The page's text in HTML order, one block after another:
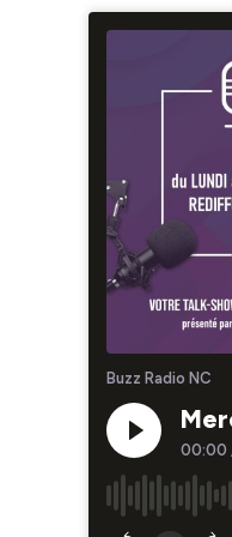
Buzz Radio NC
00:00